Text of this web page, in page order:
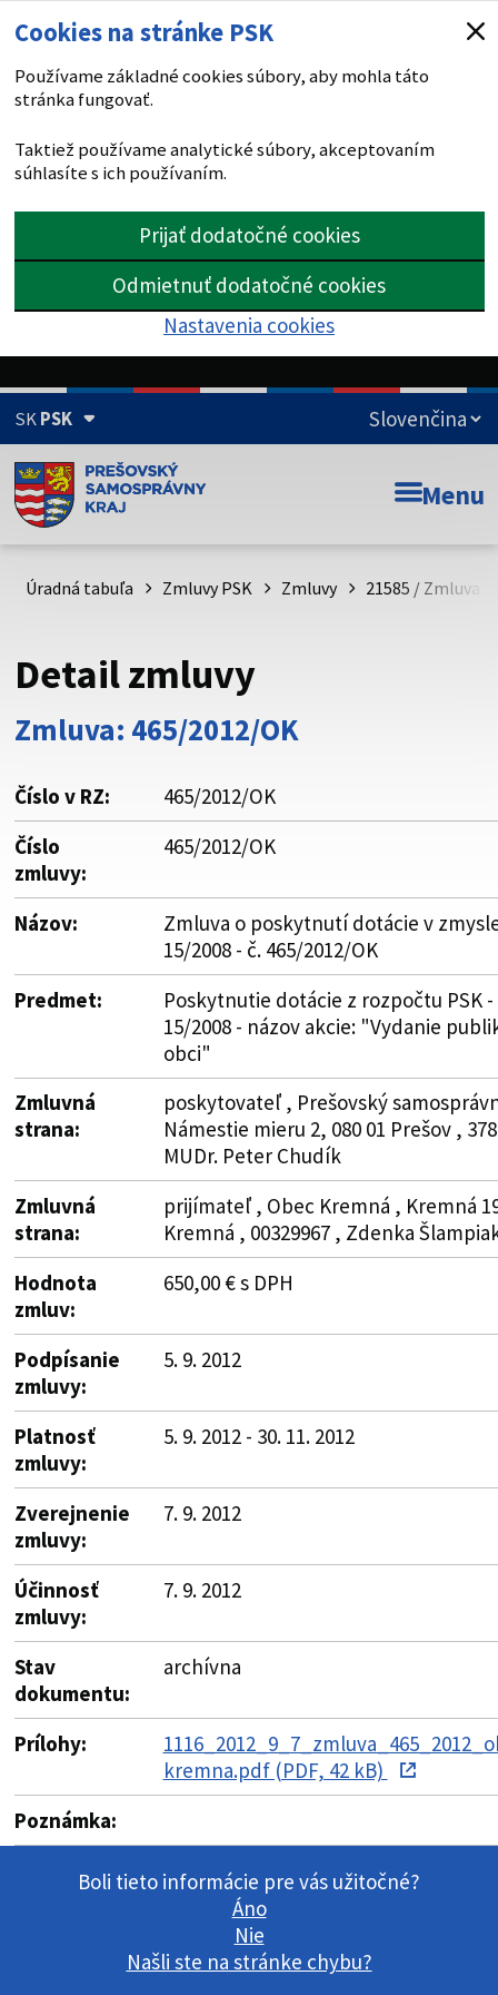
Cookies na stránke PSK
Používame základné cookies súbory, aby mohla táto
stránka fungovať.
Taktiež používame analytické súbory, akceptovaním
súhlasíte s ich používaním.
Prijať dodatočné cookies
Odmietnuť dodatočné cookies
Nastavenia cookies
SKPSK
Doména psk.sk je oficiálna
Toto je oficiálna webová stránka Prešovského
psk.sk.
Buďte pozorní a vždy sa uistite, že zdieľate informácie iba
cez zabezpečenú webovú stránku. Zabezpečená stránka
vždy začína https:// pred názvom domény webového sídla.
Menu
Úradná tabuľa Zmluvy PSK Zmluvy 21585 / Zmluva
Detail zmluvy
Zmluva: 465/2012/OK
Číslo v RZ:
465/2012/OK
Číslo
zmluvy:
465/2012/OK
Názov:
Zmluva o poskytnutí dotácie v
15/2008 - č. 465/2012/OK
Predmet:
Poskytnutie dotácie z rozpočtu PSK -
15/2008 - názov akcie: "Vydanie
obci"
Zmluvná
strana:
poskytovateľ , Prešovský
Námestie mieru 2, 080 01 Prešov ,
MUDr. Peter Chudík
Zmluvná
strana:
prijímateľ , Obec Kremná , Kremná
Kremná , 00329967 , Zdenka
Hodnota
zmluv:
650,00 € s DPH
Podpísanie
zmluvy:
5. 9. 2012
Platnosť
zmluvy:
5. 9. 2012 - 30. 11. 2012
Zverejnenie
zmluvy:
7. 9. 2012
Účinnosť
zmluvy:
7. 9. 2012
Stav
dokumentu:
archívna
Prílohy:
kremna.pdf (PDF, 42 kB)
Poznámka:
Boli tieto informácie pre vás užitočné?
Áno
Nie
Našli ste na stránke chybu?